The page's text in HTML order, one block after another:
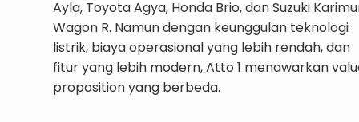
Ayla, Toyota Agya, Honda Brio, dan Suzuki
Wagon R. Namun dengan keunggulan teknologi
listrik, biaya operasional yang lebih rendah, dan
fitur yang lebih modern, Atto 1 menawarkan
proposition yang berbeda.